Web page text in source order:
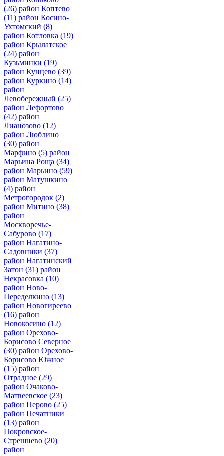
(26) район Коптево
(11) район Косино-
Ухтомский (8)
район Котловка (19)
район Крылатское
(24) район
Кузьминки (19)
район Кунцево (39)
район Куркино (14)
район
Левобережный (25)
район Лефортово
(42) район
Лианозово (12)
район Люблино
(30) район
Марфино (5) район
Марьина Роща (34)
район Марьино (59)
район Матушкино
(4) район
Метрогородок (2)
район Митино (38)
район
Москворечье-
Сабурово (17)
район Нагатино-
Садовники (37)
район Нагатинский
Затон (31) район
Некрасовка (10)
район Ново-
Переделкино (13)
район Новогиреево
(16) район
Новокосино (12)
район Орехово-
Борисово Северное
(30) район Орехово-
Борисово Южное
(15) район
Отрадное (29)
район Очаково-
Матвеевское (23)
район Перово (25)
район Печатники
(13) район
Покровское-
Стрешнево (20)
район